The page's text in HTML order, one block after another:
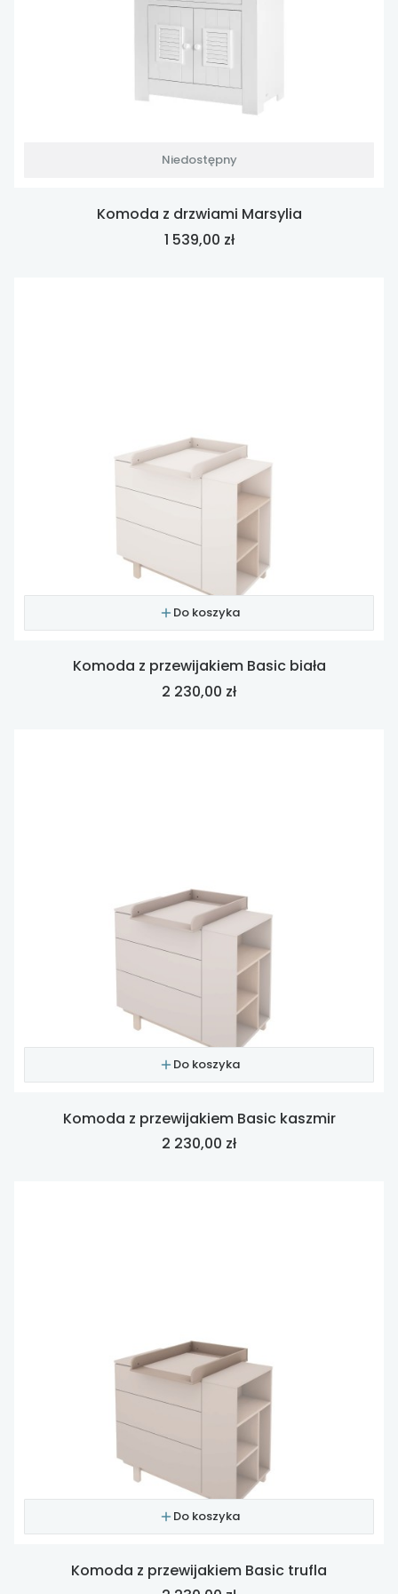
Niedostępny
Komoda z drzwiami Marsylia
Cena
1 539,00 zł
Do koszyka
Komoda z przewijakiem Basic biała
Cena
2 230,00 zł
Do koszyka
Komoda z przewijakiem Basic kaszmir
Cena
2 230,00 zł
Do koszyka
Komoda z przewijakiem Basic trufla